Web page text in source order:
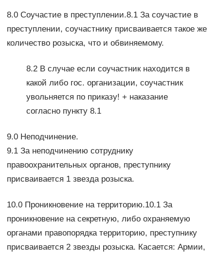
8.0 Соучастие в преступлении.8.1 За соучастие в
преступлении, соучастнику присваивается такое же
количество розыска, что и обвиняемому.
8.2 В случае если соучастник находится в
какой либо гос. организации, соучастник
увольняется по приказу! + наказание
согласно пункту 8.1
9.0 Неподчинение.
9.1 За неподчинению сотруднику
правоохранительных органов, преступнику
присваивается 1 звезда розыска.
10.0 Проникновение на территорию.10.1 За
проникновение на секретную, либо охраняемую
органами правопорядка территорию, преступнику
присваивается 2 звезды розыска. Касается: Армии,